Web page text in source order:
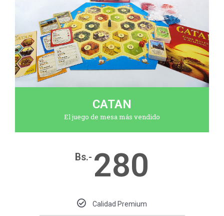
CATAN
El juego de mesa más vendido
Bs.- 280
Calidad Premium